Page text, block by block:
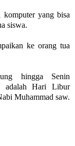
yang bisa
siswa.
ke orang tua
hingga Senin
adalah Hari Libur
Muhammad saw.